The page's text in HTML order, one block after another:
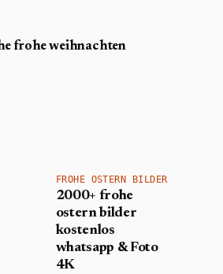
frohe weihnachten
FROHE OSTERN BILDER
2000+ frohe
ostern bilder
kostenlos
whatsapp & Foto
4K